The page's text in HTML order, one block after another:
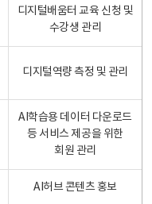
디지털배움터 교육 신청 및
수강생 관리
디지털역량 측정 및 관리
AI학습용 데이터 다운로드
등 서비스 제공을 위한
회원 관리
AI허브 콘텐츠 홍보